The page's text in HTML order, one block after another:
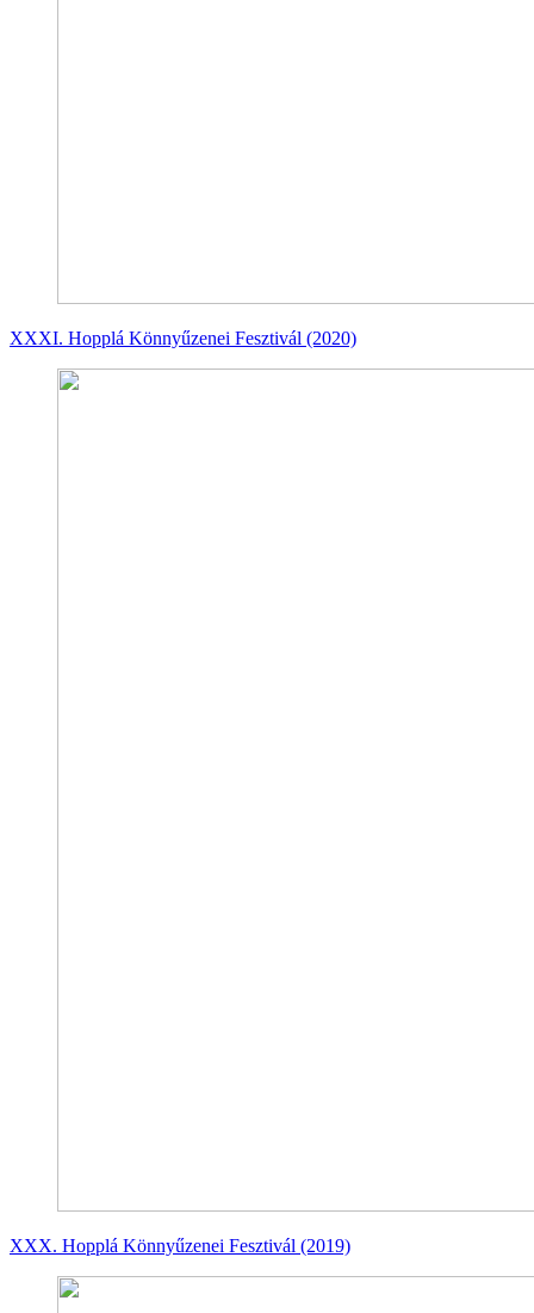
XXXI. Hopplá Könnyűzenei Fesztivál (2020)
XXX. Hopplá Könnyűzenei Fesztivál (2019)